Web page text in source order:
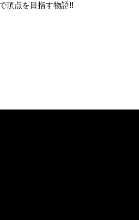
頂点を目指す物語!!